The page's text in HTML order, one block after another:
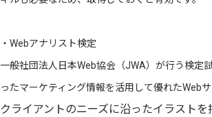
・Webアナリスト検定
一般社団法人日本Web協会（JWA）が行う検定
ったマーケティング情報を活用して優れたWeb
クライアントのニーズに沿ったイラスト